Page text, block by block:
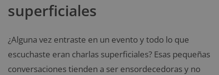
superficiales
¿Alguna vez entraste en un evento y todo lo que
escuchaste eran charlas superficiales? Esas pequeñas
conversaciones tienden a ser ensordecedoras y no